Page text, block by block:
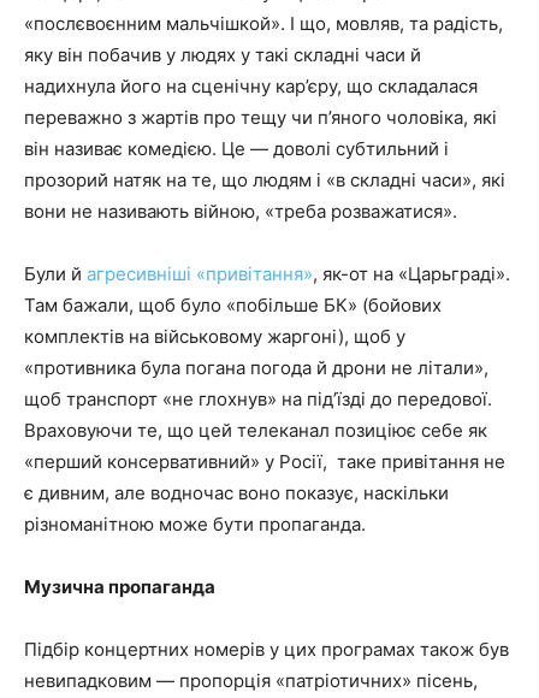
«послєвоєнним мальчішкой». І що, мовляв, та радість,
яку він побачив у людях у такі складні часи й
надихнула його на сценічну кар’єру, що складалася
переважно з жартів про тещу чи п’яного чоловіка, які
він називає комедією. Це — доволі субтильний і
прозорий натяк на те, що людям і «в складні часи», які
вони не називають війною, «треба розважатися».
Були й агресивніші «привітання», як-от на «Царьграді».
Там бажали, щоб було «побільше БК» (бойових
комплектів на військовому жаргоні), щоб у
«противника була погана погода й дрони не літали»,
щоб транспорт «не глохнув» на під’їзді до передової.
Враховуючи те, що цей телеканал позиціює себе як
«перший консервативний» у Росії, таке привітання не
є дивним, але водночас воно показує, наскільки
різноманітною може бути пропаганда.
Музична пропаганда
Підбір концертних номерів у цих програмах також був
невипадковим — пропорція «патріотичних» пісень,